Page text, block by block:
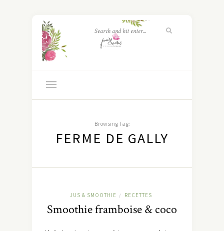
Browsing Tag:
FERME DE GALLY
JUS & SMOOTHIE / RECETTES
Smoothie framboise & coco